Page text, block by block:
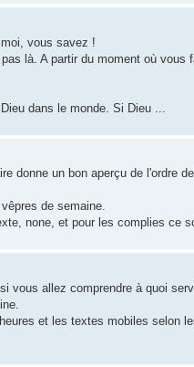
vous savez !
là. A partir du moment où
dans le monde. Si Dieu ...
donne un bon aperçu de l'ordre
de semaine.
none, et pour les complies ce
vous allez comprendre à quoi
et les textes mobiles selon